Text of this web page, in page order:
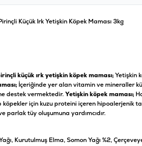
Küçük Irk Yetişkin Köpek Maması 3kg
küçük ırk yetişkin köpek maması;Yetişkin
İçeriğinde yer alan vitamin ve mineraller
destek vermektedir.Yetişkin köpek maması;
köpekler için kuzu proteini içeren hipoalerjenik
parlak tüy oluşumuna yardımcıdır.
Kurutulmuş Elma, Somon Yağı %2,